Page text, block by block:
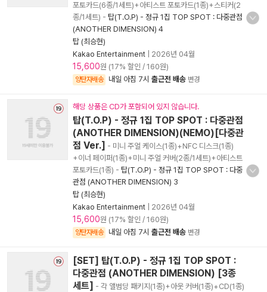
포토카드(6종/1세트)+아티스트 포토카드(1종)+스티커(2
종/1세트) - 탑(T.O.P) - 정규 1집 TOP SPOT : 다중관점
(ANOTHER DIMENSION) 4
탑 (최승현)
Kakao Entertainment
2026년 04월
15,600원 (17% 할인 / 160원)
양탄자배송 내일 아침 7시 출근전 배송 변경
해당 상품은 CD가 포함되어 있지 않습니다.
탑(T.O.P) - 정규 1집 TOP SPOT : 다중관점
(ANOTHER DIMENSION)(NEMO)[다중관
점 Ver.] - 미니 주얼 케이스(1종)+NFC 디스크(1종)
+이너 페이퍼(1종)+미니 주얼 커버(2종/1세트)+아티스트
포토카드(1종) - 탑(T.O.P) - 정규 1집 TOP SPOT : 다중
관점 (ANOTHER DIMENSION) 3
탑 (최승현)
Kakao Entertainment
2026년 04월
15,600원 (17% 할인 / 160원)
양탄자배송 내일 아침 7시 출근전 배송 변경
[SET] 탑(T.O.P) - 정규 1집 TOP SPOT :
다중관점 (ANOTHER DIMENSION) [3종
세트] - 각 앨범당 패키지(1종)+아웃 커버(1종)+CD(1종)